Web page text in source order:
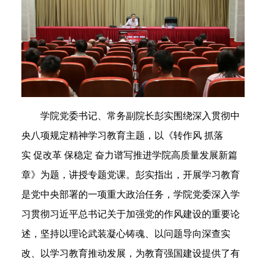
学院党委书记、常务副院长彭实围绕深入贯彻中
央八项规定精神学习教育主题 ，以《转作风 抓落
实 促改革 保稳定 奋力谱写推进学院高质量发展新篇
章》为题，讲授专题党课。彭实指出，开展学习教育
是党中央部署的一项重大政治任务 ，学院党委深入学
习贯彻习近平总书记关于加强党的作风建设的重要论
述 ， 坚持以理论武装凝心铸魂
以问题导向深查实
改
以学习教育推动发展 ，为教育强国建设提供了有